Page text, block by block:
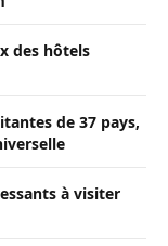
des hôtels
de 37 pays,
à visiter